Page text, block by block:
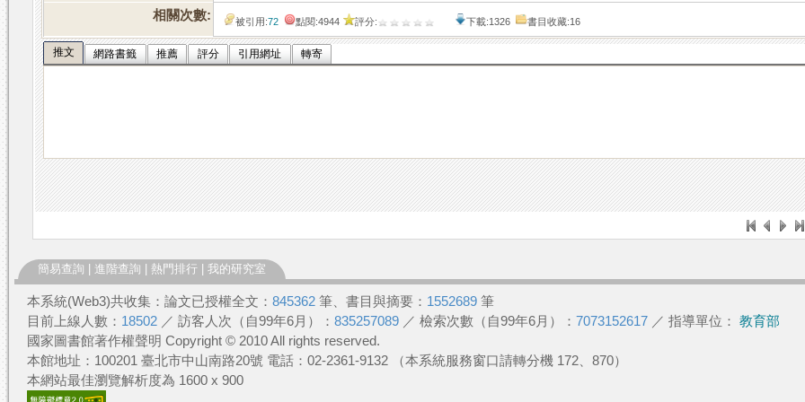
相關次數: 被引用:72 點閱:4944 評分: 下載:1326 書目收藏:16
推文 網路書籤 推薦 評分 引用網址 轉寄
簡易查詢 進階查詢 熱門排行 我的研究室
本系統(Web3)共收集：論文已授權全文： 845362 筆、書目與摘要： 1552689 筆
目前上線人數： 18502 ／ 訪客人次（自99年6月）： 835257089 ／ 檢索次數（自99年6月）： 7073152617 ／ 指導單位： 教育部
國家圖書館著作權聲明 Copyright © 2010 All rights reserved.
本館地址：100201 臺北市中山南路20號 電話：02-2361-9132 （本系統服務窗口請轉分機 172、870）
本網站最佳瀏覽解析度為 1600 x 900